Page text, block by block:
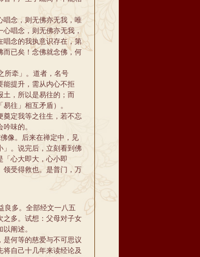
念，则无佛亦无我，唯
唱念，则无佛亦无我，
唱念的我执意识存在，第
而已矣！念佛就念佛，何
所牵」。道者，名号
能提升，需从内心不拒
，所以是易往的；而
往」相互矛盾）。
定我等之往生，若不忘
味的。
像。后来在禅定中，见
」。说完后，立刻看到佛
「心大即大，心小即
领受得救也。是普门，万
良多。全部经文一八五
之多。试想：父母对子女
阐述。
何等的慈爱与不可思议
自己十几年来读经论及